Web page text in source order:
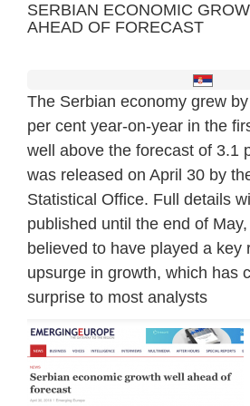
SERBIAN ECONOMIC
AHEAD OF FORECAST
The Serbian economy grew
per cent year-on-year in the
well above the forecast of 3.1
was released on April 30 by
Statistical Office. Full details
published until the end of
believed to have played a key
upsurge in growth, which has
surprise to most analysts